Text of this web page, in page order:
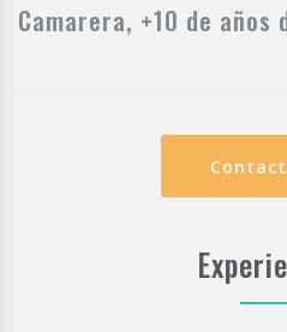
Camarera, +10 de años